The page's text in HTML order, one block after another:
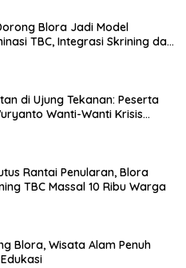
Blora Jadi Model
TBC, Integrasi Skrining dan
di Ujung Tekanan: Peserta
Wanti-Wanti Krisis
Rantai Penularan, Blora
TBC Massal 10 Ribu Warga
Blora, Wisata Alam Penuh